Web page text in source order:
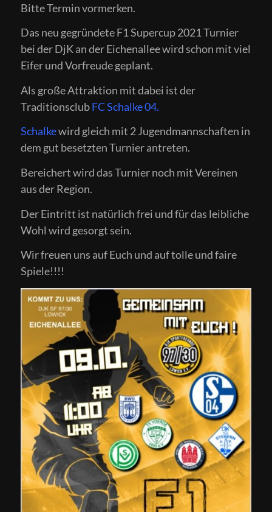
Bitte Termin vormerken.
Das neu gegründete F1 Supercup 2021 Turnier
bei der DjK an der Eichenallee wird schon mit viel
Eifer und Vorfreude geplant.
Als große Attraktion mit dabei ist der
TraditionsclubFC Schalke 04.
Schalkewird gleich mit 2 Jugendmannschaften in
dem gut besetzten Turnier antreten.
Bereichert wird das Turnier noch mit Vereinen
aus der Region.
Der Eintritt ist natürlich frei und für das leibliche
Wohl wird gesorgt sein.
Wir freuen uns auf Euch und auf tolle und faire
Spiele!!!!